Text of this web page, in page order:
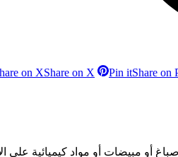
on XShare on X Pin itShare on
أو مبيضات أو مواد كيميائية على